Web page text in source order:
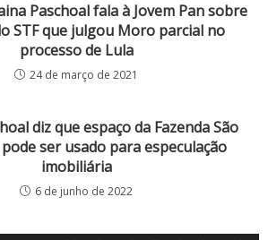
Paschoal fala à Jovem Pan sobre
STF que julgou Moro parcial no
processo de Lula
24 de março de 2021
diz que espaço da Fazenda São
ser usado para especulação
imobiliária
6 de junho de 2022